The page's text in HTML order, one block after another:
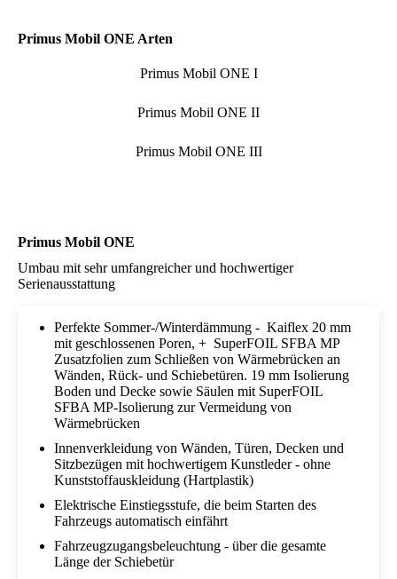
Primus Mobil ONE Arten
Primus Mobil ONE I
Primus Mobil ONE II
Primus Mobil ONE III
Primus Mobil ONE
Umbau mit sehr umfangreicher und hochwertiger
Serienausstattung
Perfekte Sommer-/Winterdämmung - Kaiflex 20 mm
mit geschlossenen Poren, + SuperFOIL SFBA MP
Zusatzfolien zum Schließen von Wärmebrücken an
Wänden, Rück- und Schiebetüren. 19 mm Isolierung
Boden und Decke sowie Säulen mit SuperFOIL
SFBA MP-Isolierung zur Vermeidung von
Wärmebrücken
Innenverkleidung von Wänden, Türen, Decken und
Sitzbezügen mit hochwertigem Kunstleder - ohne
Kunststoffauskleidung (Hartplastik)
Elektrische Einstiegsstufe, die beim Starten des
Fahrzeugs automatisch einfährt
Fahrzeugzugangsbeleuchtung - über die gesamte
Länge der Schiebetür